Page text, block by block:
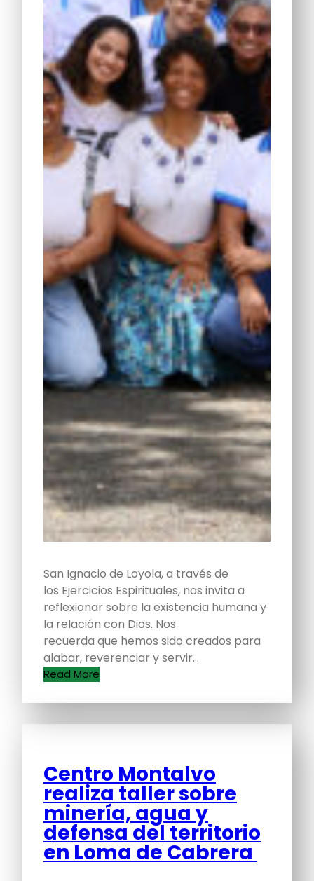
San Ignacio de Loyola, a través de
los Ejercicios Espirituales, nos invita a
reflexionar sobre la existencia humana y
la relación con Dios. Nos
recuerda que hemos sido creados para
alabar, reverenciar y servir…
Read More
Centro Montalvo
realiza taller sobre
minería, agua y
defensa del territorio
en Loma de Cabrera